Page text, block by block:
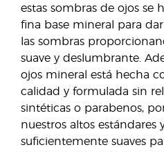
estas sombras de ojos se
fina base mineral para
las sombras
suave y deslumbrante.
ojos mineral está hecha
calidad y formulada sin
sintéticas o parabenos,
nuestros altos estándares
suficientemente suaves